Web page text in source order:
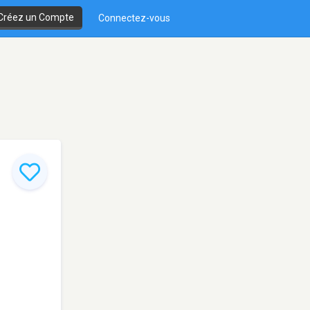
un Compte Connectez-vous